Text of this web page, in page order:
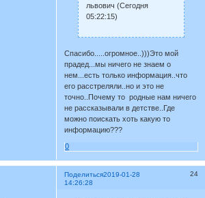
львович (Сегодня
05:22:15)
Спасибо.....огромное..)))Это мой
прадед...мы ничего не знаем о
нем...есть только информация..что
его расстреляли..но и это не
точно..Почему то родные нам ничего
не рассказывали в детстве..Где
можно поискать хоть какую то
информацию???
0
Поделиться 24
2019-01-28
14:26:28